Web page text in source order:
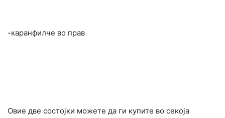
-каранфилче во прав
Овие две состојки можете да ги купите во секоја